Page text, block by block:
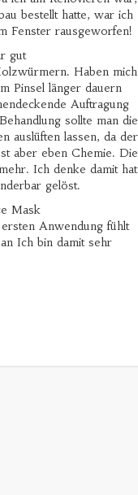
bestellt hatte, war ich
Fenster rausgeworfen!
gut
Haben mich
Pinsel länger dauern
Auftragung
sollte man die
auslüften lassen, da der
aber eben Chemie. Die
Ich denke damit hat
gelöst.
Mask
Anwendung fühlt
Ich bin damit sehr